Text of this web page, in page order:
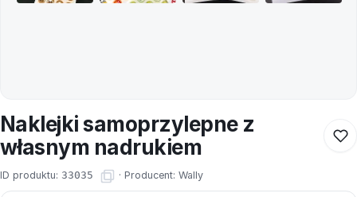
Naklejki samoprzylepne z
własnym nadrukiem
ID produktu: 33035 · Producent: Wally